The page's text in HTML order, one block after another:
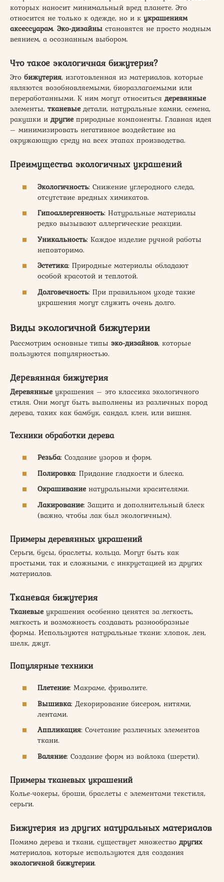
которых наносит минимальный вред планете. Это
относится не только к одежде, но и к украшениям
аксессуарам. Эко-дизайны становятся не просто модным
веянием, а осознанным выбором.
Что такое экологичная бижутерия?
Это бижутерия, изготовленная из материалов, которые
являются возобновляемыми, биоразлагаемыми или
переработанными. К ним могут относиться деревянные
элементы, тканевые детали, натуральные камни, семена,
ракушки и другие природные компоненты. Главная идея
– минимизировать негативное воздействие на
окружающую среду на всех этапах производства.
Преимущества экологичных украшений
Экологичность: Снижение углеродного следа,
отсутствие вредных химикатов.
Гипоаллергенность: Натуральные материалы
редко вызывают аллергические реакции.
Уникальность: Каждое изделие ручной работы
неповторимо.
Эстетика: Природные материалы обладают
особой красотой и теплотой.
Долговечность: При правильном уходе такие
украшения могут служить очень долго.
Виды экологичной бижутерии
Рассмотрим основные типы эко-дизайнов, которые
пользуются популярностью.
Деревянная бижутерия
Деревянные украшения – это классика экологичного
стиля. Они могут быть выполнены из различных пород
дерева, таких как бамбук, сандал, клен, или вишня.
Техники обработки дерева
Резьба: Создание узоров и форм.
Полировка: Придание гладкости и блеска.
Окрашивание натуральными красителями.
Лакирование: Защита и дополнительный блеск
(важно, чтобы лак был экологичным).
Примеры деревянных украшений
Серьги, бусы, браслеты, кольца. Могут быть как
простыми, так и сложными, с инкрустацией из других
материалов.
Тканевая бижутерия
Тканевые украшения особенно ценятся за легкость,
мягкость и возможность создавать разнообразные
формы. Используются натуральные ткани: хлопок, лен,
шелк, джут.
Популярные техники
Плетение: Макраме, фриволите.
Вышивка: Декорирование бисером, нитями,
лентами.
Аппликация: Сочетание различных элементов
ткани.
Валяние: Создание форм из войлока (шерсти).
Примеры тканевых украшений
Колье-чокеры, броши, браслеты с элементами текстиля,
серьги.
Бижутерия из других натуральных материалов
Помимо дерева и ткани, существует множество других
материалов, которые используются для создания
экологичной бижутерии.